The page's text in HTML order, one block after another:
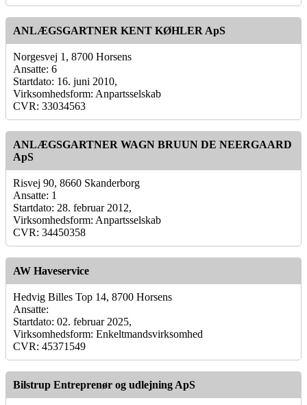
ANLÆGSGARTNER KENT KØHLER ApS
Norgesvej 1, 8700 Horsens
Ansatte: 6
Startdato: 16. juni 2010,
Virksomhedsform: Anpartsselskab
CVR: 33034563
ANLÆGSGARTNER WAGN BRUUN DE NEERGAARD
ApS
Risvej 90, 8660 Skanderborg
Ansatte: 1
Startdato: 28. februar 2012,
Virksomhedsform: Anpartsselskab
CVR: 34450358
AW Haveservice
Hedvig Billes Top 14, 8700 Horsens
Ansatte:
Startdato: 02. februar 2025,
Virksomhedsform: Enkeltmandsvirksomhed
CVR: 45371549
Bilstrup Entreprenør og udlejning ApS